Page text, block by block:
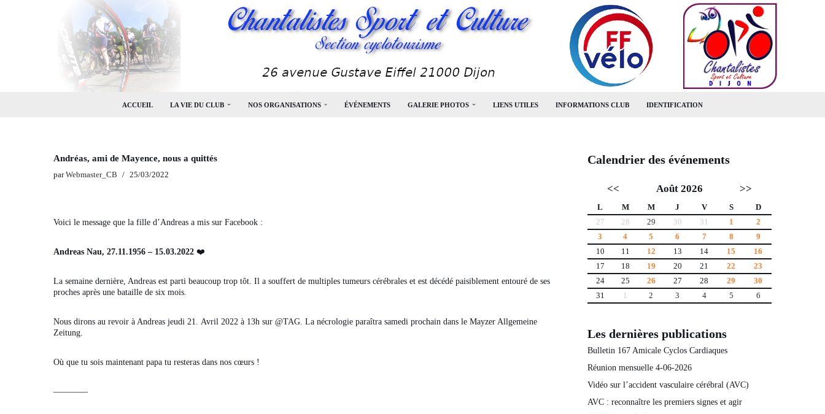
ACCUEIL LA VIE DU CLUB NOS ORGANISATIONS ÉVÉNEMENTS GALERIE PHOTOS LIENS UTILES INFORMATIONS CLUB IDENTIFICATION
Andréas, ami de Mayence, nous a quittés
parWebmaster_CB 25/03/2022
Voici le message que la fille d’Andreas a mis sur Facebook :
Andreas Nau, 27.11.1956 – 15.03.2022 ❤️
La semaine dernière, Andreas est parti beaucoup trop tôt. Il a souffert de multiples tumeurs cérébrales et est décédé paisiblement entouré de ses
proches après une bataille de six mois.
Nous dirons au revoir à Andreas jeudi 21. Avril 2022 à 13h sur @TAG. La nécrologie paraîtra samedi prochain dans le Mayzer Allgemeine
Zeitung.
Où que tu sois maintenant papa tu resteras dans nos cœurs !
————
Calendrier des événements
<< Août 2026 >>
L M M J V S
D
27
28 29 30 31 1
2
3
4 5 6 7 8
9
10
11 12 13 14 15
16
17
18 19 20 21 22
23
24
25 26 27 28 29
30
31
1 2 3 4 5 6
Les dernières publications
Bulletin 167 Amicale Cyclos Cardiaques
Réunion mensuelle 4-06-2026
Vidéo sur l’accident vasculaire cérébral (AVC)
AVC : reconnaître les premiers signes et agir